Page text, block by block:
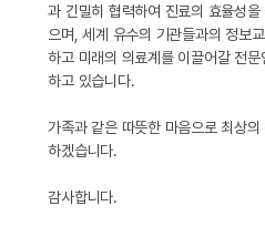
과 긴밀히 협력하여 진료의 효율성
으며, 세계 유수의 기관들과의 정보
하고 미래의 의료계를 이끌어갈 전
하고 있습니다.
가족과 같은 따뜻한 마음으로 최상
하겠습니다.
감사합니다.